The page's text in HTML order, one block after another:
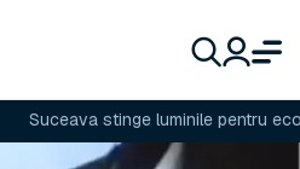
Suceava stinge luminile pentru